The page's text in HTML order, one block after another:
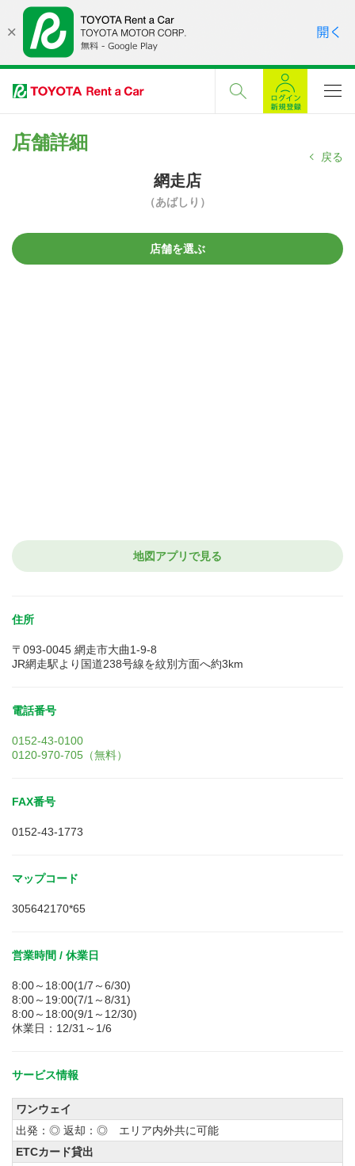
店舗詳細
戻る
網走店
（あばしり）
店舗を選ぶ
地図アプリで見る
住所
〒093-0045 網走市大曲1-9-8
JR網走駅より国道238号線を紋別方面へ約3km
電話番号
0152-43-0100
0120-970-705（無料）
FAX番号
0152-43-1773
マップコード
305642170*65
営業時間 / 休業日
8:00～18:00(1/7～6/30)
8:00～19:00(7/1～8/31)
8:00～18:00(9/1～12/30)
休業日：12/31～1/6
サービス情報
ワンウェイ
出発：◎ 返却：◎ エリア内外共に可能
ETCカード貸出